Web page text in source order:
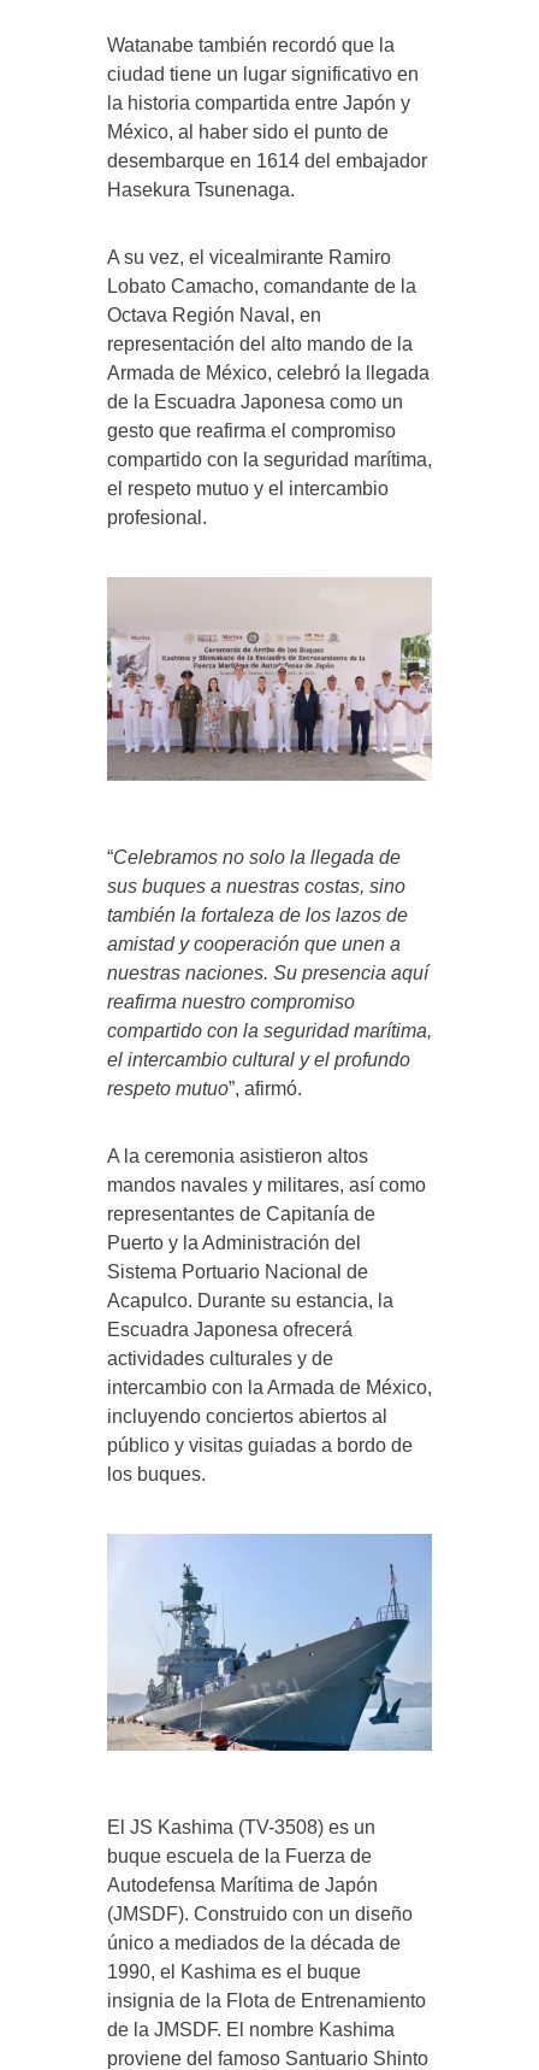
Watanabe también recordó que la
ciudad tiene un lugar significativo en
la historia compartida entre Japón y
México, al haber sido el punto de
desembarque en 1614 del embajador
Hasekura Tsunenaga.
A su vez, el vicealmirante Ramiro
Lobato Camacho, comandante de la
Octava Región Naval, en
representación del alto mando de la
Armada de México, celebró la llegada
de la Escuadra Japonesa como un
gesto que reafirma el compromiso
compartido con la seguridad marítima,
el respeto mutuo y el intercambio
profesional.
“Celebramos no solo la llegada de
sus buques a nuestras costas, sino
también la fortaleza de los lazos de
amistad y cooperación que unen a
nuestras naciones. Su presencia aquí
reafirma nuestro compromiso
compartido con la seguridad marítima,
el intercambio cultural y el profundo
respeto mutuo”, afirmó.
A la ceremonia asistieron altos
mandos navales y militares, así como
representantes de Capitanía de
Puerto y la Administración del
Sistema Portuario Nacional de
Acapulco. Durante su estancia, la
Escuadra Japonesa ofrecerá
actividades culturales y de
intercambio con la Armada de México,
incluyendo conciertos abiertos al
público y visitas guiadas a bordo de
los buques.
El JS Kashima (TV-3508) es un
buque escuela de la Fuerza de
Autodefensa Marítima de Japón
(JMSDF). Construido con un diseño
único a mediados de la década de
1990, el Kashima es el buque
insignia de la Flota de Entrenamiento
de la JMSDF. El nombre Kashima
proviene del famoso Santuario Shinto